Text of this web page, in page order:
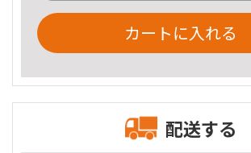
カートに入れる
配送する